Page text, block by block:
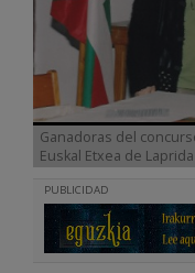
Ganadoras del
Euskal Etxea de Laprida
PUBLICIDAD